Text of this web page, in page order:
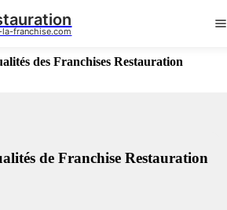
franchise.com
des Franchises Restauration
de Franchise Restauration